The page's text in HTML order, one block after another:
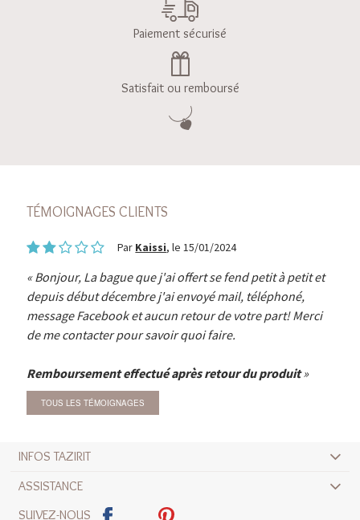
Paiement sécurisé
Satisfait ou remboursé
TÉMOIGNAGES CLIENTS
Par Kaissi, le 15/01/2024
Bonjour, La bague que j'ai offert se fend petit à petit et
depuis début décembre j'ai envoyé mail, téléphoné,
message Facebook et aucun retour de votre part! Merci
de me contacter pour savoir quoi faire.
Remboursement effectué après retour du produit
TOUS LES TÉMOIGNAGES
INFOS TAZIRIT
ASSISTANCE
SUIVEZ-NOUS